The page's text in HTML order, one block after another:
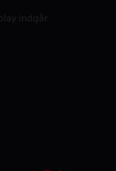
indgår